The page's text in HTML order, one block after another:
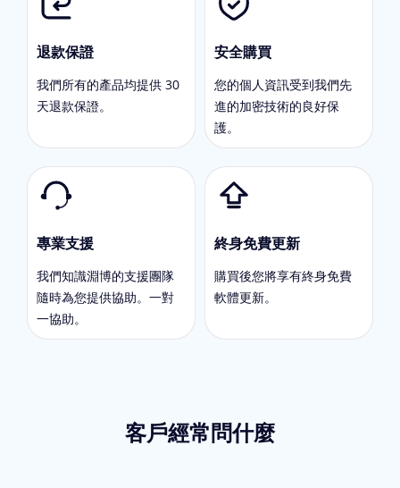
退款保證
我們所有的產品均提供 30
天退款保證。
安全購買
您的個人資訊受到我們先
進的加密技術的良好保
護。
專業支援
我們知識淵博的支援團隊
隨時為您提供協助。一對
一協助。
終身免費更新
購買後您將享有終身免費
軟體更新。
客戶經常問什麼